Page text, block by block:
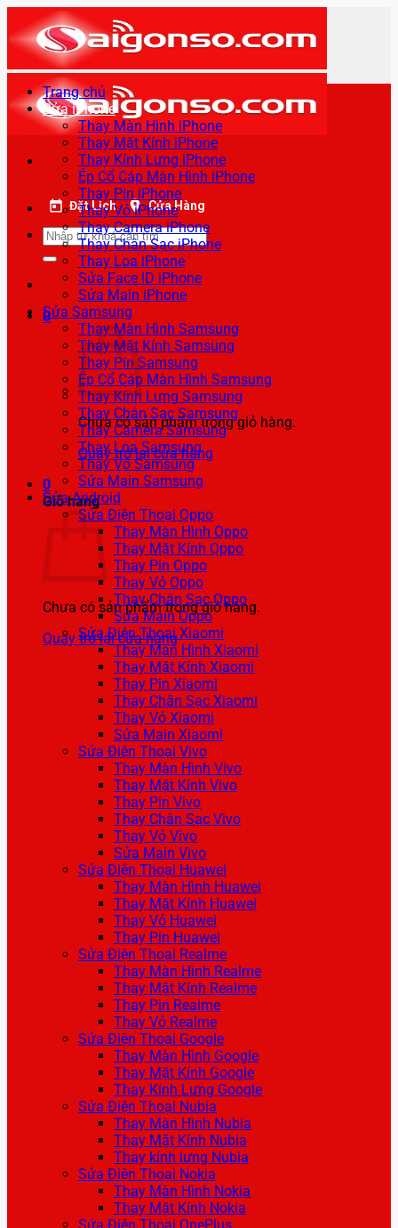
qua
nội
dung
Đặt Lịch Cửa Hàng
Tìm
kiếm:
0
Chưa có sản phẩm trong giỏ hàng.
Quay trở lại cửa hàng
0
Giỏ hàng
Chưa có sản phẩm trong giỏ hàng.
Quay trở lại cửa hàng
Trang chủ
Sửa iPhone
Thay Màn Hình iPhone
Thay Mặt Kính iPhone
Thay Kính Lưng iPhone
Ép Cổ Cáp Màn Hình iPhone
Thay Pin iPhone
Thay Vỏ iPhone
Thay Camera iPhone
Thay Chân Sạc iPhone
Thay Loa iPhone
Sửa Face ID iPhone
Sửa Main iPhone
Sửa Samsung
Thay Màn Hình Samsung
Thay Mặt Kính Samsung
Thay Pin Samsung
Ép Cổ Cáp Màn Hình Samsung
Thay Kính Lưng Samsung
Thay Chân Sạc Samsung
Thay Camera Samsung
Thay Loa Samsung
Thay Vỏ Samsung
Sửa Main Samsung
Sửa Android
Sửa Điện Thoại Oppo
Thay Màn Hình Oppo
Thay Mặt Kính Oppo
Thay Pin Oppo
Thay Vỏ Oppo
Thay Chân Sạc Oppo
Sửa Main Oppo
Sửa Điện Thoại Xiaomi
Thay Màn Hình Xiaomi
Thay Mặt Kính Xiaomi
Thay Pin Xiaomi
Thay Chân Sạc Xiaomi
Thay Vỏ Xiaomi
Sửa Main Xiaomi
Sửa Điện Thoại Vivo
Thay Màn Hình Vivo
Thay Mặt Kính Vivo
Thay Pin Vivo
Thay Chân Sạc Vivo
Thay Vỏ Vivo
Sửa Main Vivo
Sửa Điện Thoại Huawei
Thay Màn Hình Huawei
Thay Mặt Kính Huawei
Thay Vỏ Huawei
Thay Pin Huawei
Sửa Điện Thoại Realme
Thay Màn Hình Realme
Thay Mặt Kính Realme
Thay Pin Realme
Thay Vỏ Realme
Sửa Điện Thoại Google
Thay Màn Hình Google
Thay Mặt Kính Google
Thay Kính Lưng Google
Sửa Điện Thoại Nubia
Thay Màn Hình Nubia
Thay Mặt Kính Nubia
Thay kính lưng Nubia
Sửa Điện Thoại Nokia
Thay Màn Hình Nokia
Thay Mặt Kính Nokia